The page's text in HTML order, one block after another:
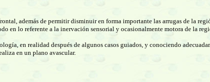
además de permitir disminuir en forma importante las arrugas de la
en lo referente a la inervación sensorial y ocasionalmente motora de la
en realidad después de algunos casos guiados, y conociendo
en un plano avascular.